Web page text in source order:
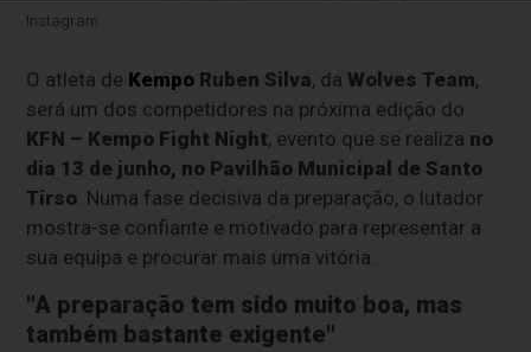
Instagram
O atleta de Kempo Ruben Silva, daWolves Team,
será um dos competidores na próxima edição do
KFN – Kempo Fight Night, evento que se realiza no
dia 13 de junho, no Pavilhão Municipal de Santo
Tirso. Numa fase decisiva da preparação, o lutador
mostra-se confiante e motivado para representar a
sua equipa e procurar mais uma vitória.
"A preparação tem sido muito boa, mas
também bastante exigente"